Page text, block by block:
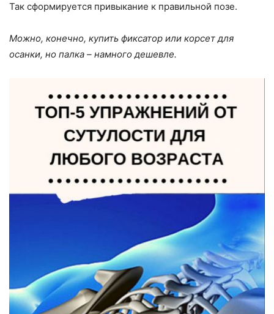
Так сформируется привыкание к правильной позе.
Можно, конечно, купить фиксатор или корсет для
осанки, но палка – намного дешевле.